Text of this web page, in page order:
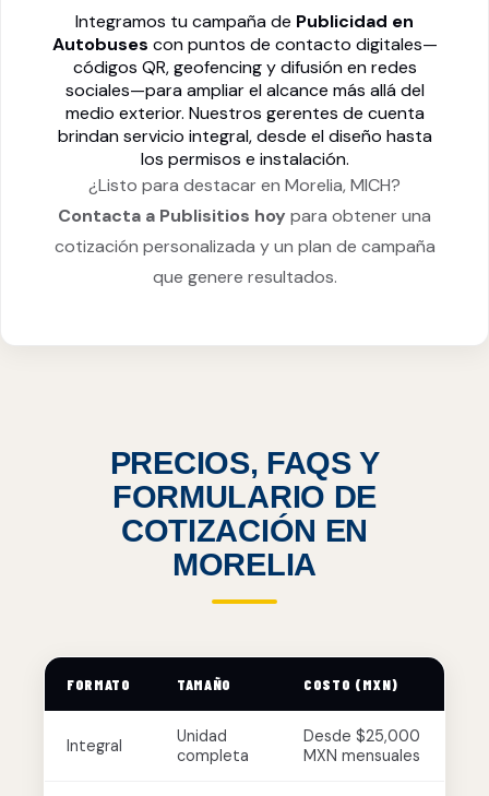
Integramos tu campaña de Publicidad en
Autobuses con puntos de contacto digitales—
códigos QR, geofencing y difusión en redes
sociales—para ampliar el alcance más allá del
medio exterior. Nuestros gerentes de cuenta
brindan servicio integral, desde el diseño hasta
los permisos e instalación.
¿Listo para destacar en Morelia, MICH?
Contacta a Publisitios hoy para obtener una
cotización personalizada y un plan de campaña
que genere resultados.
PRECIOS, FAQS Y
FORMULARIO DE
COTIZACIÓN EN
MORELIA
FORMATO TAMAÑO COSTO (MXN)
Integral
Unidad
completa
Desde $25,000
MXN mensuales